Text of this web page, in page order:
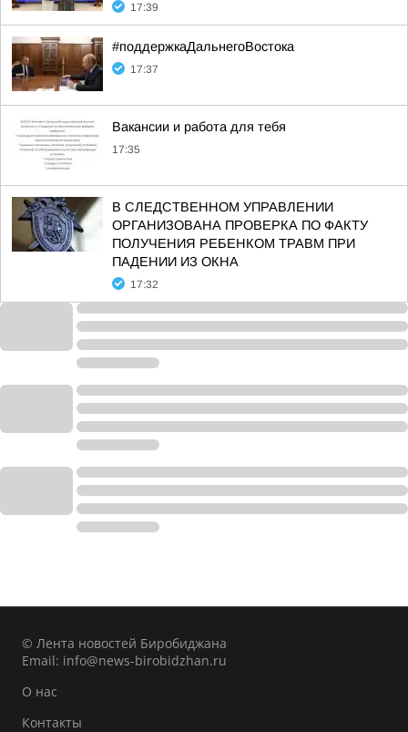
17:39
#поддержкаДальнегоВостока
17:37
Вакансии и работа для тебя
17:35
В СЛЕДСТВЕННОМ УПРАВЛЕНИИ
ОРГАНИЗОВАНА ПРОВЕРКА ПО ФАКТУ
ПОЛУЧЕНИЯ РЕБЕНКОМ ТРАВМ ПРИ
ПАДЕНИИ ИЗ ОКНА
17:32
© Лента новостей Биробиджана
Email: info@news-birobidzhan.ru
О нас
Контакты